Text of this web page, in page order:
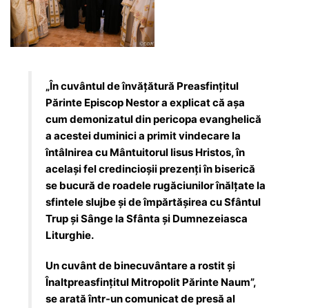
„În cuvântul de învățătură Preasfințitul
Părinte Episcop Nestor a explicat că așa
cum demonizatul din pericopa evanghelică
a acestei duminici a primit vindecare la
întâlnirea cu Mântuitorul Iisus Hristos, în
același fel credincioșii prezenți în biserică
se bucură de roadele rugăciunilor înălțate la
sfintele slujbe și de împărtășirea cu Sfântul
Trup și Sânge la Sfânta și Dumnezeiasca
Liturghie.
Un cuvânt de binecuvântare a rostit și
Înaltpreasfințitul Mitropolit Părinte Naum”,
se arată într-un comunicat de presă al